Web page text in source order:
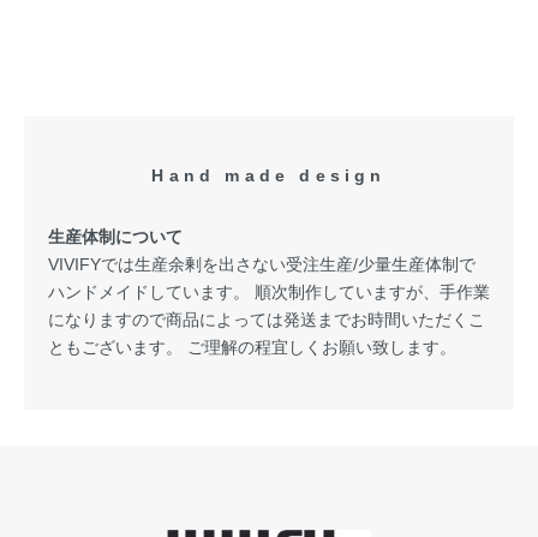
Hand made design
生産体制について
VIVIFYでは生産余剰を出さない受注生産/少量生産体制で
ハンドメイドしています。 順次制作していますが、手作業
になりますので商品によっては発送までお時間いただくこ
ともございます。 ご理解の程宜しくお願い致します。